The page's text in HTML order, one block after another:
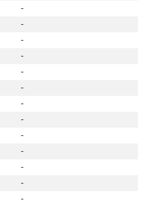
-
-
-
-
-
-
-
-
-
-
-
-
-